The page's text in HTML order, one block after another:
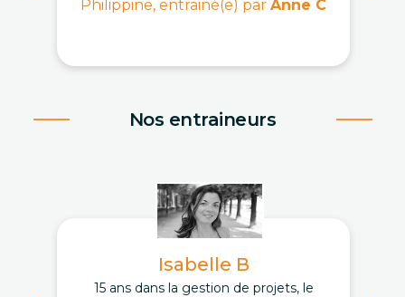
Philippine, entrainé(e) par Anne C
Nos entraineurs
Isabelle B
15 ans dans la gestion de projets, le